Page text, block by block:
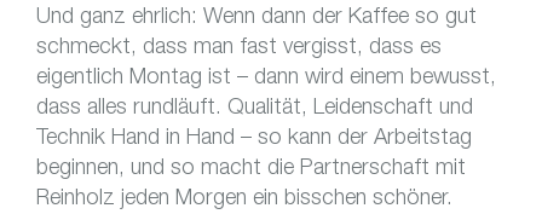
Und ganz ehrlich: Wenn dann der Kaffee so gut
schmeckt, dass man fast vergisst, dass es
eigentlich Montag ist – dann wird einem bewusst,
dass alles rundläuft. Qualität, Leidenschaft und
Technik Hand in Hand – so kann der Arbeitstag
beginnen, und so macht die Partnerschaft mit
Reinholz jeden Morgen ein bisschen schöner.